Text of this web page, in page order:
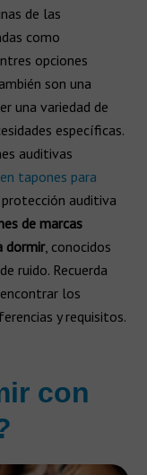
de las
como
opciones
son una
una variedad de
específicas.
auditivas
tapones para
auditiva
de marcas
dormir, conocidos
ruido. Recuerda
los
y requisitos.
con